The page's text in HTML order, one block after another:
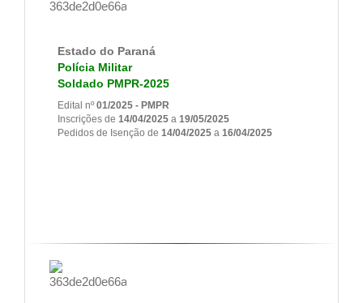
Estado do Paraná
Polícia Militar
Soldado PMPR-2025
Edital nº01/2025 - PMPR
Inscrições de 14/04/2025 a 19/05/2025
Pedidos de Isenção de 14/04/2025 a 16/04/2025